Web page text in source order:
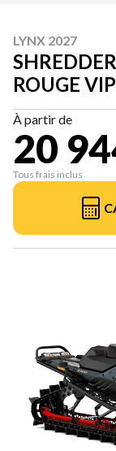
LYNX 2027
ROUGE
À partir de
20
Tous frais inclus